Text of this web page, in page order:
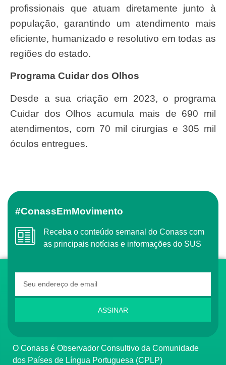
profissionais que atuam diretamente junto à
população, garantindo um atendimento mais
eficiente, humanizado e resolutivo em todas as
regiões do estado.
Programa Cuidar dos Olhos
Desde a sua criação em 2023, o programa
Cuidar dos Olhos acumula mais de 690 mil
atendimentos, com 70 mil cirurgias e 305 mil
óculos entregues.
#ConassEmMovimento
Receba o conteúdo semanal do Conass com
as principais notícias e informações do SUS
ASSINAR
O Conass é Observador Consultivo da Comunidade
dos Países de Língua Portuguesa (CPLP)